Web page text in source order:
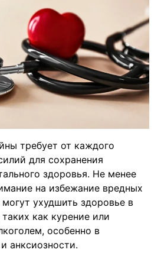
требует от каждого
для сохранения
здоровья. Не менее
на избежание вредных
ухудшить здоровье в
как курение или
особенно в
анксиозности.